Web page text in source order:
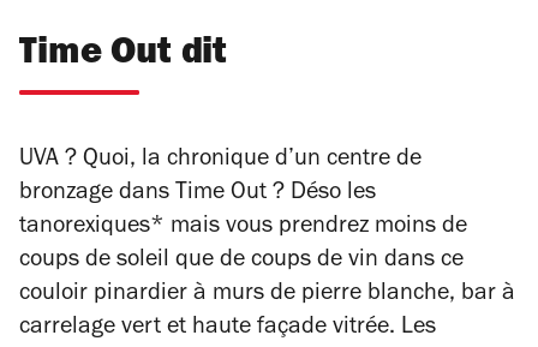
Time Out dit
UVA ? Quoi, la chronique d’un centre de
bronzage dans Time Out ? Déso les
tanorexiques* mais vous prendrez moins de
coups de soleil que de coups de vin dans ce
couloir pinardier à murs de pierre blanche, bar à
carrelage vert et haute façade vitrée. Les